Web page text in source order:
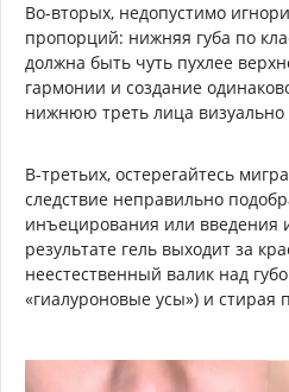
Во-вторых, недопустимо
пропорций: нижняя губа по
должна быть чуть пухлее
гармонии и создание
нижнюю треть лица визуально
В-третьих, остерегайтесь
следствие неправильно
инъецирования или введения
результате гель выходит за
неестественный валик над
«гиалуроновые усы») и